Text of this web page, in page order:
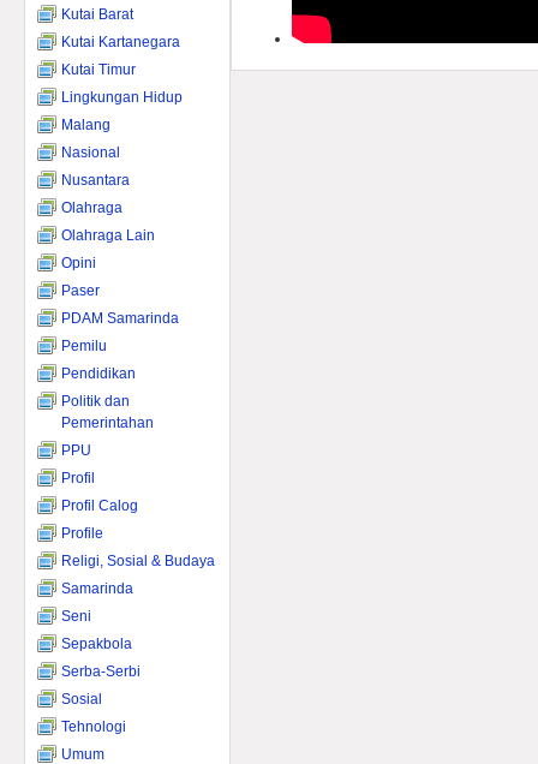
Kutai Barat
Kutai Kartanegara
Kutai Timur
Lingkungan Hidup
Malang
Nasional
Nusantara
Olahraga
Olahraga Lain
Opini
Paser
PDAM Samarinda
Pemilu
Pendidikan
Politik dan
Pemerintahan
PPU
Profil
Profil Calog
Profile
Religi, Sosial & Budaya
Samarinda
Seni
Sepakbola
Serba-Serbi
Sosial
Tehnologi
Umum